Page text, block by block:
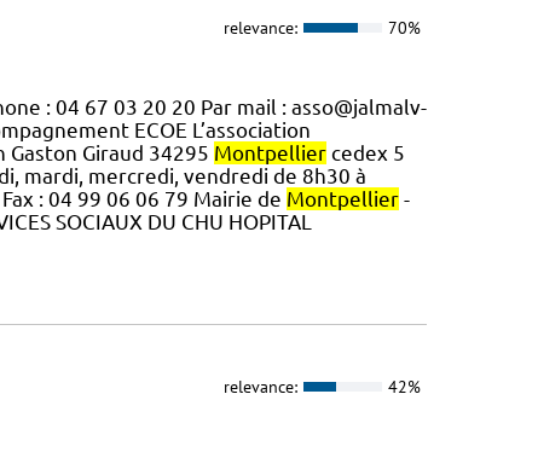
relevance: 70%
: 04 67 03 20 20 Par mail : asso@jalmalv-
ECOE L’association
Gaston Giraud 34295 Montpelliercedex 5
mardi, mercredi, vendredi de 8h30 à
: 04 99 06 06 79 Mairie de Montpellier-
SOCIAUX DU CHU HOPITAL
relevance: 42%